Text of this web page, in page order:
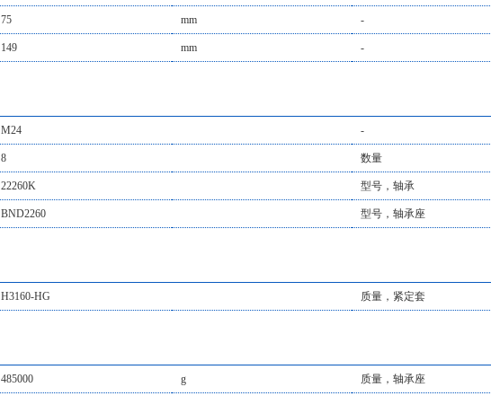
75 mm -
149 mm -
M24 -
8 数量
22260K 型号，轴承
BND2260 型号，轴承座
H3160-HG 质量，紧定套
485000 g 质量，轴承座